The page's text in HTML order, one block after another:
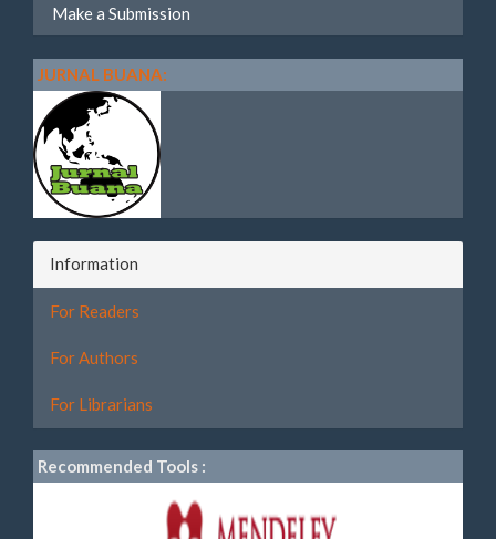
Make a Submission
JURNAL BUANA:
Information
For Readers
For Authors
For Librarians
Recommended Tools :